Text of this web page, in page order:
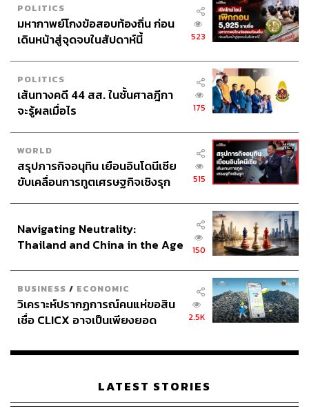
POLITICS
มหากาพย์โกงข้อสอบท้องถิ่น ก่อน
เดินหน้าสู่จุดจบในสัปดาห์นี้
523
POLITICS
เส้นทางคดี 44 สส. ในชั้นศาลฎีกา
จะรู้ผลเมื่อไร
175
WORLD
สรุปภารกิจอนุทิน เยือนอินโดนีเซีย
ขับเคลื่อนการทูตเศรษฐกิจเชิงรุก
515
Navigating Neutrality:
Thailand and China in the Age
150
BUSINESS / ECONOMIC
วิเคราะห์ปรากฏการณ์คนแห่ขอสิน
เชื่อ CLICX อาจเป็นเพียงยอด
เรือนไทยที่ถูกซุกไว้
2.5K
LATEST STORIES